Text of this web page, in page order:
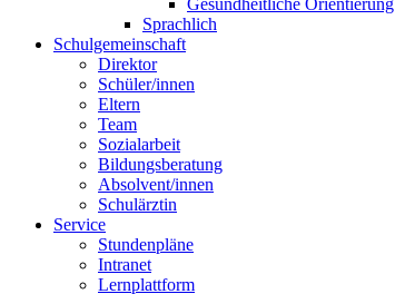
Gesundheitliche Orientierung
Sprachlich
Schulgemeinschaft
Direktor
Schüler/innen
Eltern
Team
Sozialarbeit
Bildungsberatung
Absolvent/innen
Schulärztin
Service
Stundenpläne
Intranet
Lernplattform